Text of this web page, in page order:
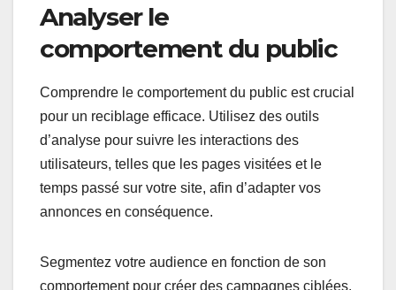
Analyser le
comportement du public
Comprendre le comportement du public est crucial
pour un reciblage efficace. Utilisez des outils
d’analyse pour suivre les interactions des
utilisateurs, telles que les pages visitées et le
temps passé sur votre site, afin d’adapter vos
annonces en conséquence.
Segmentez votre audience en fonction de son
comportement pour créer des campagnes ciblées.